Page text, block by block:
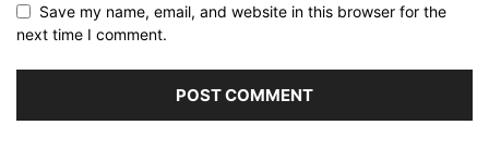
Save my name, email, and website in this browser for the
next time I comment.